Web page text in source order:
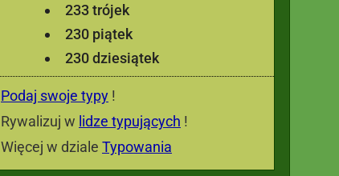
233 trójek
230 piątek
230 dziesiątek
Podaj swoje typy !
Rywalizuj w lidze typujących !
Więcej w dziale Typowania